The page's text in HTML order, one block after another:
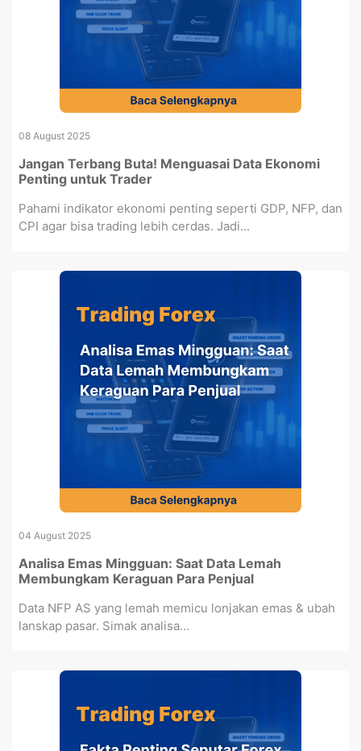
08 August 2025
Jangan Terbang Buta! Menguasai Data Ekonomi
Penting untuk Trader
Pahami indikator ekonomi penting seperti GDP, NFP, dan
CPI agar bisa trading lebih cerdas. Jadi...
04 August 2025
Analisa Emas Mingguan: Saat Data Lemah
Membungkam Keraguan Para Penjual
Data NFP AS yang lemah memicu lonjakan emas & ubah
lanskap pasar. Simak analisa...